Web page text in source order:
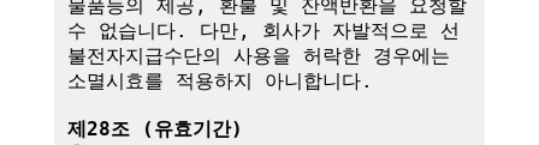
물품등의 제공, 환불 및 잔액반환을 요청할
수 없습니다. 다만, 회사가 자발적으로 선
불전자지급수단의 사용을 허락한 경우에는
소멸시효를 적용하지 아니합니다.
제28조 (유효기간)